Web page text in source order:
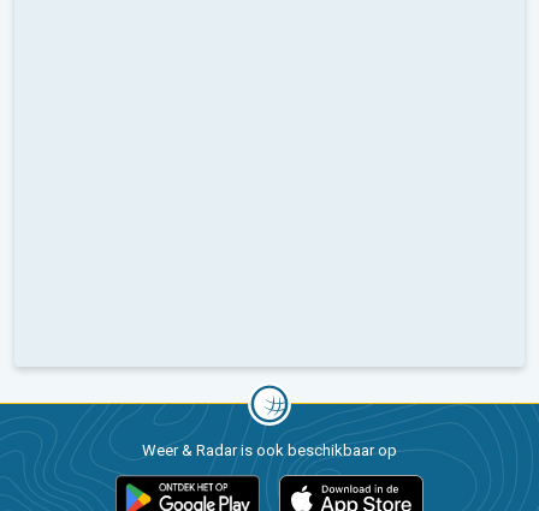
Weer & Radar is ook beschikbaar op